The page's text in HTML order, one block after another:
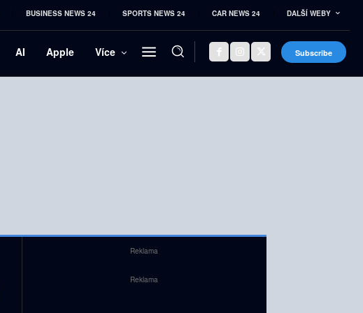
BUSINESS NEWS 24 SPORTS NEWS 24 CAR NEWS 24 DALŠÍ WEBY
AI Apple Více Subscribe
Reklama
Reklama